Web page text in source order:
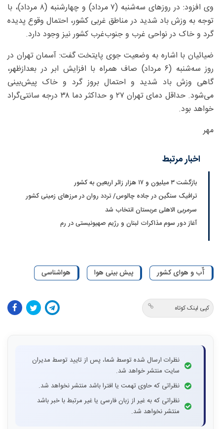
وی افزود: در روزهای سه‌شنبه (۷ مرداد) و چهارشنبه (۸ مرداد)، با
توجه به وزش باد شدید در مناطق غربی کشور، احتمال وقوع پدیده
گرد و خاک در نواحی غرب و جنوب‌غرب کشور نیز وجود دارد.
ضیائیان با اشاره به وضعیت جوی پایتخت گفت: آسمان تهران در
روز سه‌شنبه (۶ مرداد) صاف همراه با افزایش ابر در بعدازظهر،
گاهی وزش باد شدید و احتمال بروز گرد و خاک پیش‌بینی
می‌شود. حداقل دمای تهران ۲۷ و حداکثر دما ۳۸ درجه سانتی‌گراد
خواهد بود.
مهر
اخبار مرتبط
بازگشت ۳ میلیون و ۱۷ هزار زائر اربعین به کشور
ترافیک سنگین در جاده چالوس/ تردد روان در مرزهای زمینی کشور
سرمربی الاهلی عربستان انتخاب شد
آغاز دور سوم مذاکرات لبنان و رژیم صهیونیستی در رم
آّب و هوای کشور پیش بینی هوا هواشناسی
کپی لینک کوتاه
نظرات ارسال شده توسط شما، پس از تایید توسط مدیران
سایت منتشر خواهد شد.
نظراتی که حاوی تهمت یا افترا باشد منتشر نخواهد شد.
نظراتی که به غیر از زبان فارسی یا غیر مرتبط با خبر باشد
منتشر نخواهد شد.